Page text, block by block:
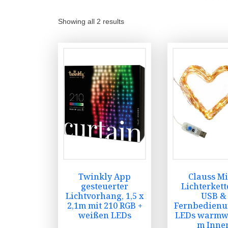
Showing all 2 results
Twinkly App
gesteuerter
Lichtvorhang, 1,5 x
2,1m mit 210 RGB +
weißen LEDs
Clauss
USB &
LEDs
m